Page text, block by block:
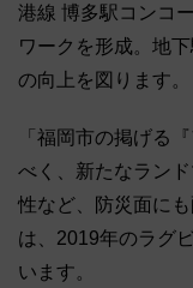
港線 博多駅コンコ
ワークを形成。地
の向上を図ります。
「福岡市の掲げる
べく、新たなラン
性など、防災面に
は、2019年のラグ
います。